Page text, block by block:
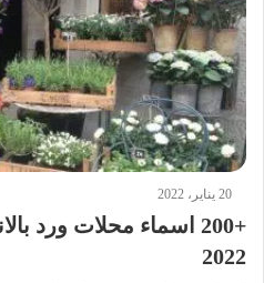
20 يناير، 2022
+200 اسماء محلات ورد
2022